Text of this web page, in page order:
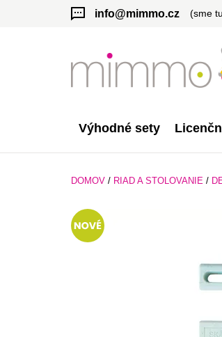
info@mimmo.cz (sme
Výhodné sety
DOMOV / RIAD A STOLOVANIE /